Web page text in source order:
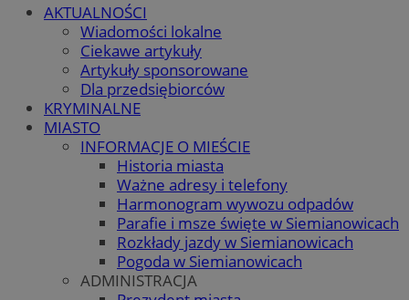
AKTUALNOŚCI
Wiadomości lokalne
Ciekawe artykuły
Artykuły sponsorowane
Dla przedsiębiorców
KRYMINALNE
MIASTO
INFORMACJE O MIEŚCIE
Historia miasta
Ważne adresy i telefony
Harmonogram wywozu odpadów
Parafie i msze święte w Siemianowicach
Rozkłady jazdy w Siemianowicach
Pogoda w Siemianowicach
ADMINISTRACJA